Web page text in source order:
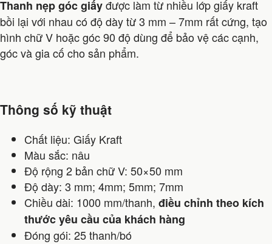
Thanh nẹp góc giấyđược làm từ nhiều lớp giấy kraft
bồi lại với nhau có độ dày từ 3 mm – 7mm rất cứng, tạo
hình chữ V hoặc góc 90 độ dùng để bảo vệ các cạnh,
góc và gia cố cho sản phẩm.
Thông số kỹ thuật
Chất liệu: Giấy Kraft
Màu sắc: nâu
Độ rộng 2 bản chữ V: 50×50 mm
Độ dày: 3 mm; 4mm; 5mm; 7mm
Chiều dài: 1000 mm/thanh, điều chỉnh theo kích
thước yêu cầu của khách hàng
Đóng gói: 25 thanh/bó